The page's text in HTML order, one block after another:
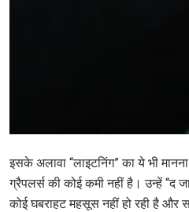
इसके अलावा “लाइटनिंग” का ये भी
ग्रैपलर्स की कोई कमी नहीं है। उन्हें “द
कोई घबराहट महसूस नहीं हो रही है और